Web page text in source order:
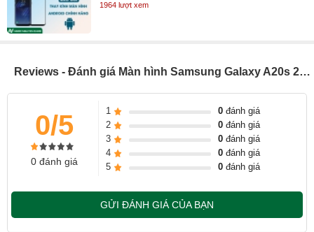
Nguyên nhân màn hình Samsung bị hư thường là do
- Samsung bị vào nước cũng gây ra lỗi hư màn hình.
- Samsung bị cấn với vật cứng làm màn hình bị sọc, chảy
1964 lượt xem
Reviews - Đánh giá Màn hình Samsung Galaxy A20s 2019 (A207)
0/5
0 đánh giá
1 0đánh giá
2
0đánh giá
3
0đánh giá
4
0đánh giá
5
0đánh giá
GỬI ĐÁNH GIÁ CỦA BẠN